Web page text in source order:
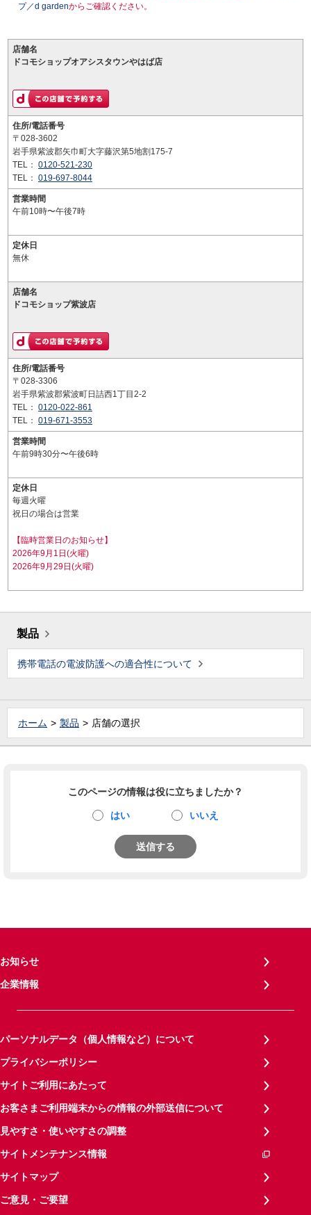
プ／d gardenからご確認ください。
店舗名
ドコモショップオアシスタウンやはば店
住所/電話番号
〒028-3602
岩手県紫波郡矢巾町大字藤沢第5地割175-7
TEL： 0120-521-230
TEL： 019-697-8044
営業時間
午前10時〜午後7時
定休日
無休
店舗名
ドコモショップ紫波店
住所/電話番号
〒028-3306
岩手県紫波郡紫波町日詰西1丁目2-2
TEL： 0120-022-861
TEL： 019-671-3553
営業時間
午前9時30分〜午後6時
定休日
毎週火曜
祝日の場合は営業
【臨時営業日のお知らせ】
2026年9月1日(火曜)
2026年9月29日(火曜)
製品
携帯電話の電波防護への適合性について
ホーム 製品 店舗の選択
このページの情報は役に立ちましたか？
はい いいえ
送信する
お知らせ
企業情報
パーソナルデータ（個人情報など）について
プライバシーポリシー
サイトご利用にあたって
お客さまご利用端末からの情報の外部送信について
見やすさ・使いやすさの調整
サイトメンテナンス情報
サイトマップ
ご意見・ご要望